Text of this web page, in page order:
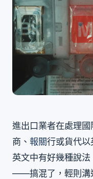
進出口業者在處理
商、 報關行或貨代
英文中有好幾種說
——搞混了，輕則溝